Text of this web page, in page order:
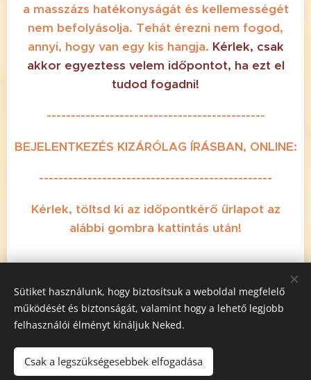
a masszázs hatékonyságát és kellemességét
nem befolyásolja. Tehát érezni nem fogod,
annyi, hogy van egy kis hangja. Kérlek, csak
akkor egyeztess velem időpontot, ha ezt el
tudod fogadni!
---------------------------------------------
BEJELENTKEZÉS KIZÁRÓLAG ÍRÁSBAN, ONLINE:
------------------------------------------------
Kérlek, töltsd ki az időpontkérő űrlapot az
alábbi gombra kattintás után!
2017-2026 Silence Massage - Mindenkinek jár a masszázs /
Sütiket használunk, hogy biztosítsuk a weboldal megfelelő
működését és biztonságát, valamint hogy a lehető legjobb
felhasználói élményt kínáljuk Neked.
Csak a legszükségesebbek elfogadása